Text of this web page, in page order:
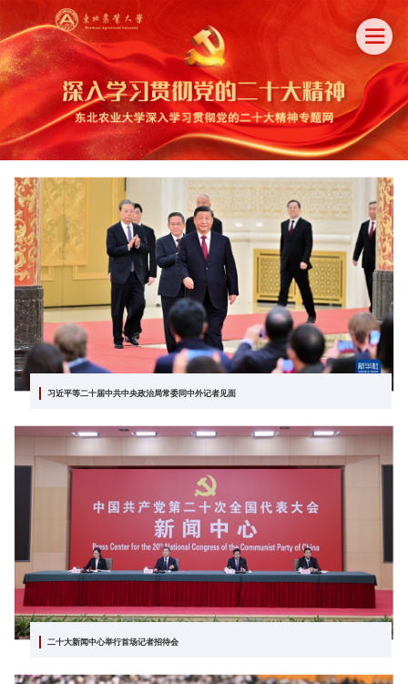

习近平等二十届中共中央政治局常委同中外记者见面
二十大新闻中心举行首场记者招待会